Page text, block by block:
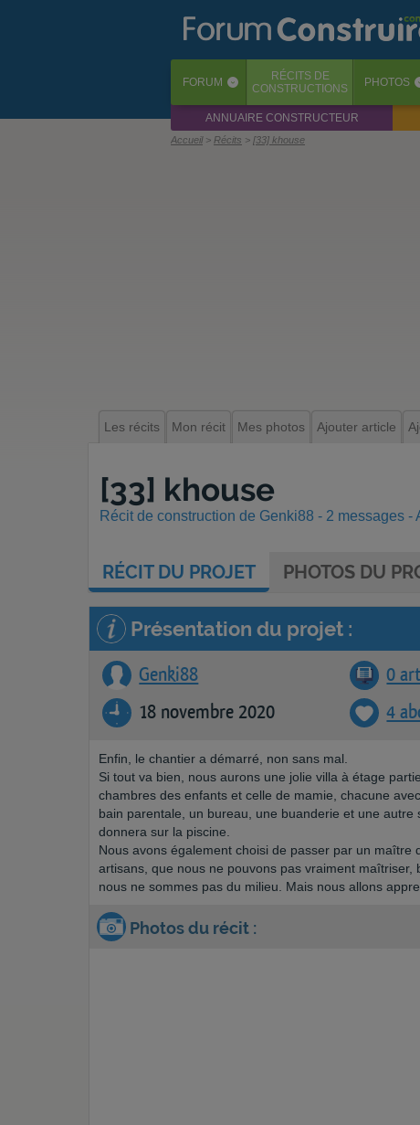
FORUM ‹ RÉCITS DE
CONSTRUCTIONS
PHOTOS
ANNUAIRE CONSTRUCTEUR
Accueil Récits [33] khouse
Les récits Mon récit Mes photos Ajouter article
[33] khouse
Récit de construction de Genki88 - 2 messages -
RÉCITDU PROJET PHOTOS DU
Présentation du projet :
Genki88 0
18 novembre 2020
4
Enfin, le chantier a démarré, non sans mal.
Si tout va bien, nous aurons une jolie villa à étage
chambres des enfants et celle de mamie, chacune
bain parentale, un bureau, une buanderie et une
donnera sur la piscine.
Nous avons également choisi de passer par un
artisans, que nous ne pouvons pas vraiment
nous ne sommes pas du milieu. Mais nous allons
Photos du récit :